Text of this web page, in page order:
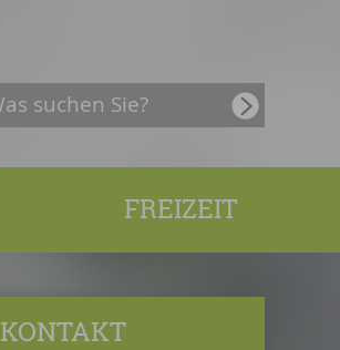
FREIZEIT
KONTAKT